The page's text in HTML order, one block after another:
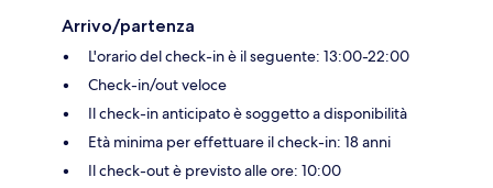
Arrivo/partenza
L'orario del check-in è il seguente: 13:00-22:00
Check-in/out veloce
Il check-in anticipato è soggetto a disponibilità
Età minima per effettuare il check-in: 18 anni
Il check-out è previsto alle ore: 10:00